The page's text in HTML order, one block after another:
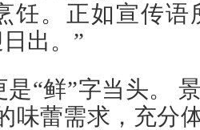
饪。正如宣传语
出。”
“鲜”字当头。
味蕾需求，充分